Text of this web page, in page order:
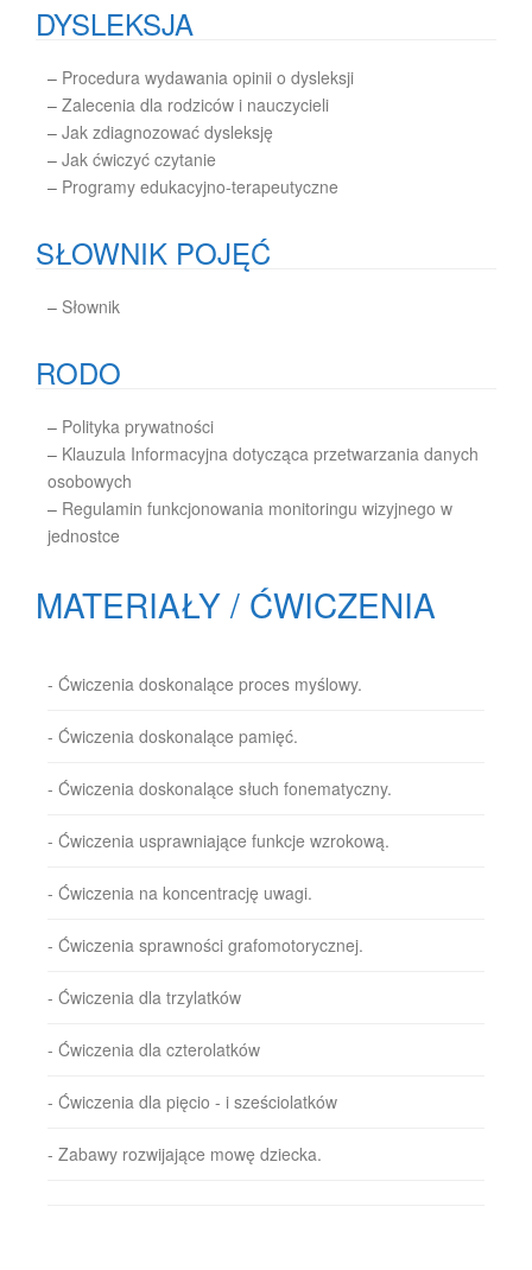
DYSLEKSJA
– Procedura wydawania opinii o dysleksji
– Zalecenia dla rodziców i nauczycieli
– Jak zdiagnozować dysleksję
– Jak ćwiczyć czytanie
– Programy edukacyjno-terapeutyczne
SŁOWNIK POJĘĆ
– Słownik
RODO
– Polityka prywatności
– Klauzula Informacyjna dotycząca przetwarzania danych
osobowych
– Regulamin funkcjonowania monitoringu wizyjnego w
jednostce
MATERIAŁY / ĆWICZENIA
- Ćwiczenia doskonalące proces myślowy.
- Ćwiczenia doskonalące pamięć.
- Ćwiczenia doskonalące słuch fonematyczny.
- Ćwiczenia usprawniające funkcje wzrokową.
- Ćwiczenia na koncentrację uwagi.
- Ćwiczenia sprawności grafomotorycznej.
- Ćwiczenia dla trzylatków
- Ćwiczenia dla czterolatków
- Ćwiczenia dla pięcio - i sześciolatków
- Zabawy rozwijające mowę dziecka.